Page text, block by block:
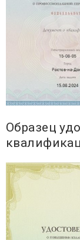
Образец